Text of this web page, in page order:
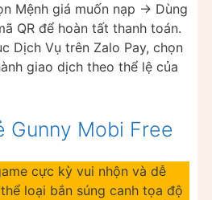
Mệnh giá muốn nạp -> Dùng
QR để hoàn tất thanh toán.
Dịch Vụ trên Zalo Pay, chọn
giao dịch theo thể lệ của
Gunny Mobi Free
cực kỳ vui nhộn và dễ
loại bắn súng canh tọa độ